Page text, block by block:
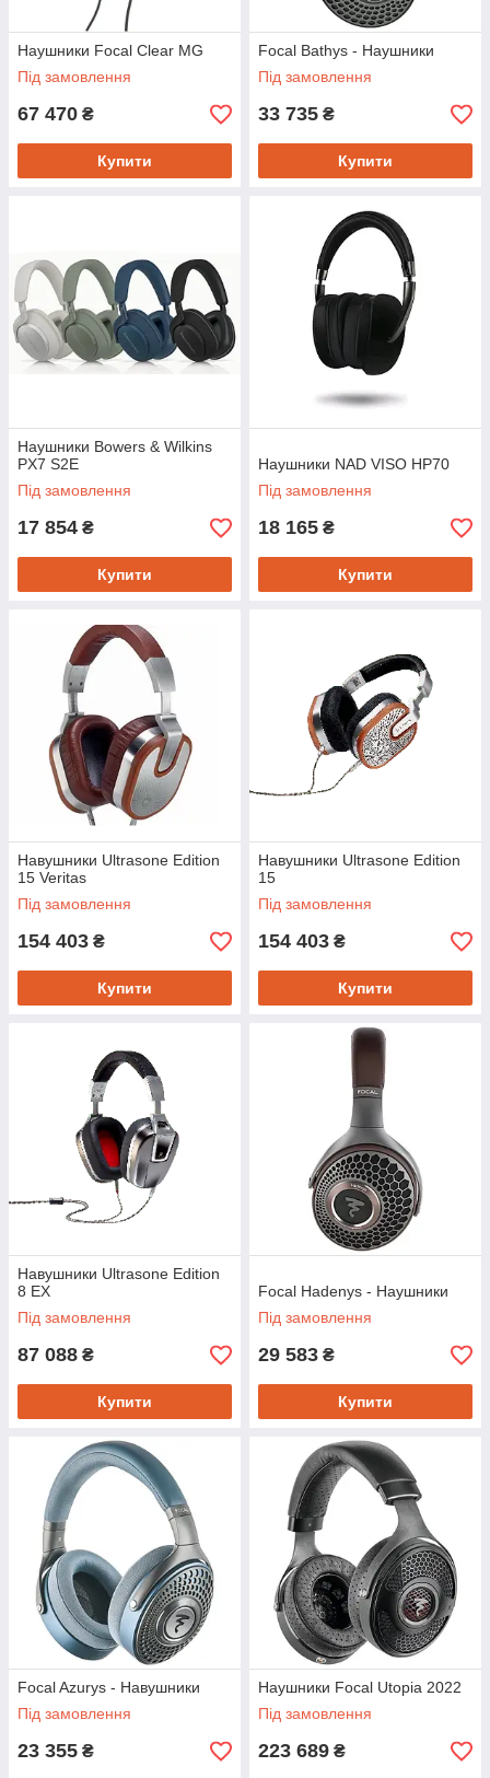
Наушники Focal Clear MG
Під замовлення
67 470 ₴
Купити
Focal Bathys - Наушники
Під замовлення
33 735 ₴
Купити
Наушники Bowers & Wilkins
PX7 S2E
Під замовлення
17 854 ₴
Купити
Наушники NAD VISO HP70
Під замовлення
18 165 ₴
Купити
Навушники Ultrasone Edition
15 Veritas
Під замовлення
154 403 ₴
Купити
Навушники Ultrasone Edition
15
Під замовлення
154 403 ₴
Купити
Навушники Ultrasone Edition
8 EX
Під замовлення
87 088 ₴
Купити
Focal Hadenys - Наушники
Під замовлення
29 583 ₴
Купити
Focal Azurys - Навушники
Під замовлення
23 355 ₴
Наушники Focal Utopia 2022
Під замовлення
223 689 ₴